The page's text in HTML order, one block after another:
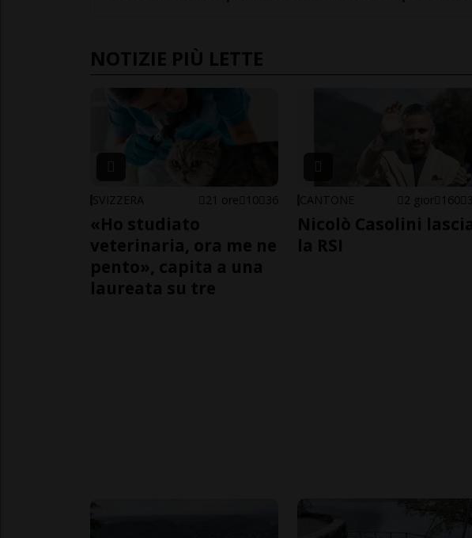
NOTIZIE PIÙ LETTE
SVIZZERA 21 ore 10 36
«Ho studiato
veterinaria, ora me ne
pento», capita a una
laureata su tre
CANTONE 2 gior 160
Nicolò Casolini
la RSI